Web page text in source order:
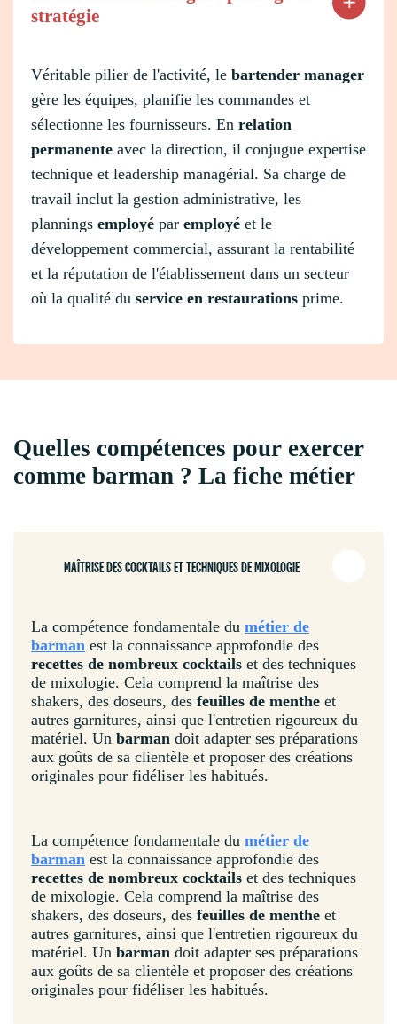
stratégie
Véritable pilier de l'activité, le bartender manager
gère les équipes, planifie les commandes et
sélectionne les fournisseurs. En relation
permanente avec la direction, il conjugue expertise
technique et leadership managérial. Sa charge de
travail inclut la gestion administrative, les
plannings employé par employé et le
développement commercial, assurant la rentabilité
et la réputation de l'établissement dans un secteur
où la qualité du service en restaurations prime.
Quelles compétences pour exercer
comme barman ? La fiche métier
MAÎTRISE DES COCKTAILS ET TECHNIQUES DE MIXOLOGIE
La compétence fondamentale du métier de
barman est la connaissance approfondie des
recettes de nombreux cocktails et des techniques
de mixologie. Cela comprend la maîtrise des
shakers, des doseurs, des feuilles de menthe et
autres garnitures, ainsi que l'entretien rigoureux du
matériel. Un barman doit adapter ses préparations
aux goûts de sa clientèle et proposer des créations
originales pour fidéliser les habitués.
La compétence fondamentale du métier de
barman est la connaissance approfondie des
recettes de nombreux cocktails et des techniques
de mixologie. Cela comprend la maîtrise des
shakers, des doseurs, des feuilles de menthe et
autres garnitures, ainsi que l'entretien rigoureux du
matériel. Un barman doit adapter ses préparations
aux goûts de sa clientèle et proposer des créations
originales pour fidéliser les habitués.